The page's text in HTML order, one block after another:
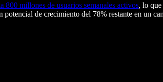
800 millones de usuarios semanales activos, lo
potencial de crecimiento del 78% restante en